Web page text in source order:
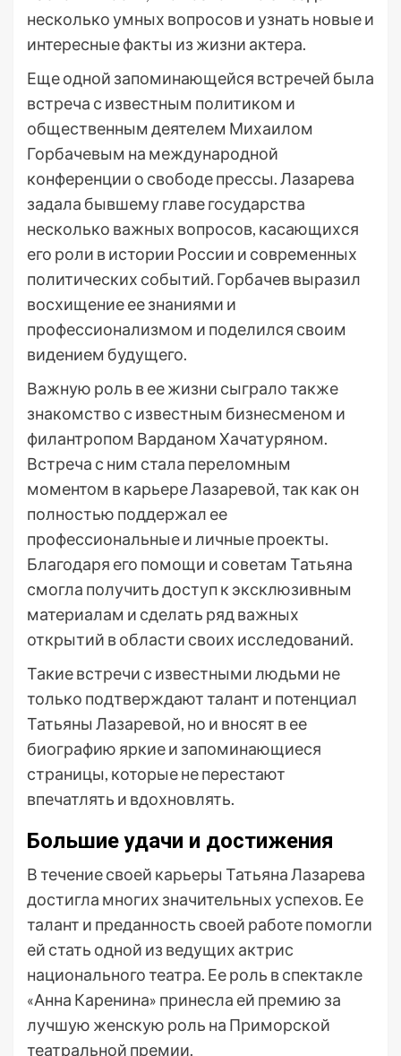
несколько умных вопросов и узнать новые и
интересные факты из жизни актера.
Еще одной запоминающейся встречей была
встреча с известным политиком и
общественным деятелем Михаилом
Горбачевым на международной
конференции о свободе прессы. Лазарева
задала бывшему главе государства
несколько важных вопросов, касающихся
его роли в истории России и современных
политических событий. Горбачев выразил
восхищение ее знаниями и
профессионализмом и поделился своим
видением будущего.
Важную роль в ее жизни сыграло также
знакомство с известным бизнесменом и
филантропом Варданом Хачатуряном.
Встреча с ним стала переломным
моментом в карьере Лазаревой, так как он
полностью поддержал ее
профессиональные и личные проекты.
Благодаря его помощи и советам Татьяна
смогла получить доступ к эксклюзивным
материалам и сделать ряд важных
открытий в области своих исследований.
Такие встречи с известными людьми не
только подтверждают талант и потенциал
Татьяны Лазаревой, но и вносят в ее
биографию яркие и запоминающиеся
страницы, которые не перестают
впечатлять и вдохновлять.
Большие удачи и достижения
В течение своей карьеры Татьяна Лазарева
достигла многих значительных успехов. Ее
талант и преданность своей работе помогли
ей стать одной из ведущих актрис
национального театра. Ее роль в спектакле
«Анна Каренина» принесла ей премию за
лучшую женскую роль на Приморской
театральной премии.